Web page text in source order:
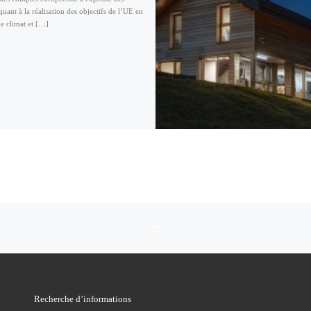
à la réalisation des objectifs de l’UE en
climat et […]
Recherche d’informations